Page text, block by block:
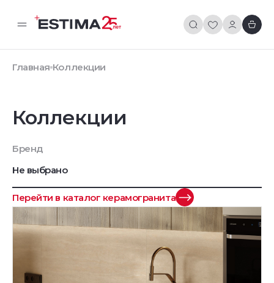
Главная Коллекции
Коллекции
Бренд
Не выбрано
Перейти в каталог керамогранита